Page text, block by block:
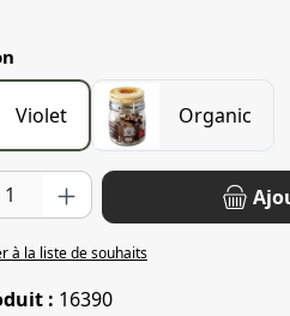
Violet Organic
produit : Entrez la quantité
à la liste de souhaits
: 16390